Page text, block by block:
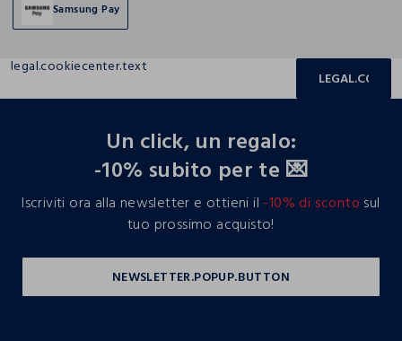
Samsung Pay
legal.cookiecenter.text
Un click, un regalo:
-10% subito per te 💌
Iscriviti ora alla newsletter e ottieni il -10% di sconto sul
tuo prossimo acquisto!